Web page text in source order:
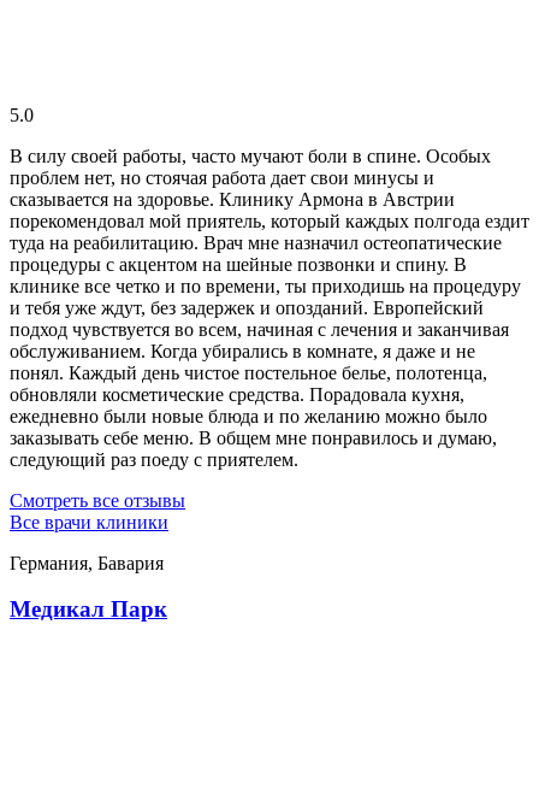
5.0
В силу своей работы, часто мучают боли в спине. Особых
проблем нет, но стоячая работа дает свои минусы и
сказывается на здоровье. Клинику Армона в Австрии
порекомендовал мой приятель, который каждых полгода ездит
туда на реабилитацию. Врач мне назначил остеопатические
процедуры с акцентом на шейные позвонки и спину. В
клинике все четко и по времени, ты приходишь на процедуру
и тебя уже ждут, без задержек и опозданий. Европейский
подход чувствуется во всем, начиная с лечения и заканчивая
обслуживанием. Когда убирались в комнате, я даже и не
понял. Каждый день чистое постельное белье, полотенца,
обновляли косметические средства. Порадовала кухня,
ежедневно были новые блюда и по желанию можно было
заказывать себе меню. В общем мне понравилось и думаю,
следующий раз поеду с приятелем.
Смотреть все отзывы
Все врачи клиники
Германия, Бавария
Медикал Парк